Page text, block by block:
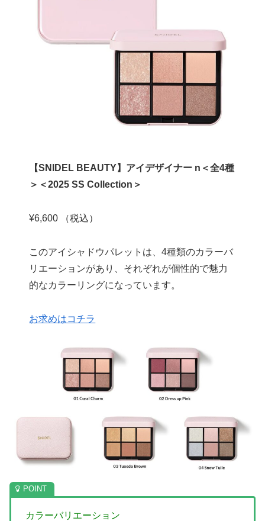
【SNIDEL BEAUTY】アイデザイナー n＜全4種
＞＜2025 SS Collection＞
¥6,600 （税込）
このアイシャドウパレットは、4種類のカラーバ
リエーションがあり、それぞれが個性的で魅力
的なカラーリングになっています。
お求めはコチラ
カラーバリエーション